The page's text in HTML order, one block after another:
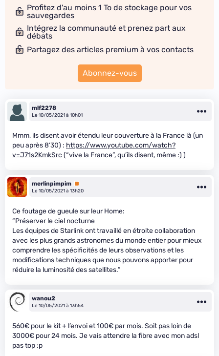
Profitez d'au moins 1 To de stockage pour vos
sauvegardes
Intégrez la communauté et prenez part aux
débats
Partagez des articles premium à vos contacts
Abonnez-vous
mlf2278
Le 10/05/2021 à 10h01
Mmm, ils disent avoir étendu leur couverture à la France là (un
peu après 8’30) : https://www.youtube.com/watch?
v=J71s2KmkSrc (“vive la France”, qu’ils disent, même :) )
merlinpimpim Premium
Le 10/05/2021 à 13h20
Ce foutage de gueule sur leur Home:
“Préserver le ciel nocturne
Les équipes de Starlink ont travaillé en étroite collaboration
avec les plus grands astronomes du monde entier pour mieux
comprendre les spécificités de leurs observations et les
modifications techniques que nous pouvons apporter pour
réduire la luminosité des satellites.”
wanou2
Le 10/05/2021 à 13h54
560€ pour le kit + l’envoi et 100€ par mois. Soit pas loin de
3000€ pour 24 mois. Je vais attendre la fibre avec mon adsl
pas top :p